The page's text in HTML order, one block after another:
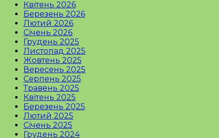
Квітень 2026
Березень 2026
Лютий 2026
Січень 2026
Грудень 2025
Листопад 2025
Жовтень 2025
Вересень 2025
Серпень 2025
Травень 2025
Квітень 2025
Березень 2025
Лютий 2025
Січень 2025
Грудень 2024